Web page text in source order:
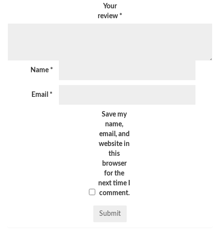
Your
review *
Name *
Email *
Save my
name,
email, and
website in
this
browser
for the
next time I
comment.